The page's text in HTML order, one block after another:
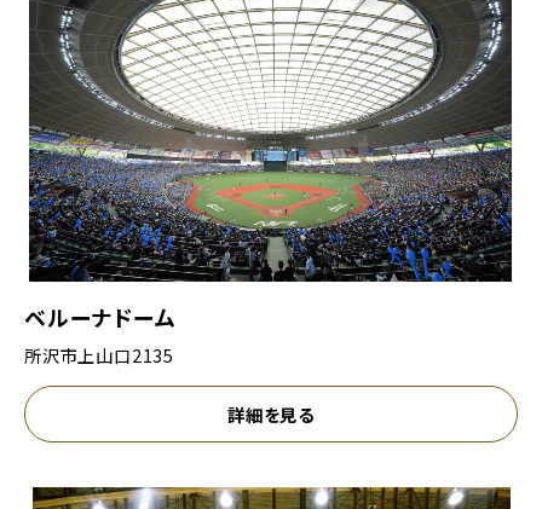
ベルーナドーム
所沢市上山口2135
詳細を見る